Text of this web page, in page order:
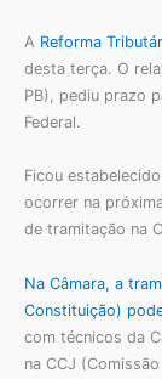
A Reforma
desta terça. O
PB), pediu prazo
Federal.
Ficou
ocorrer na
de tramitação na
Na Câmara, a
Constituição)
com técnicos da
na CCJ